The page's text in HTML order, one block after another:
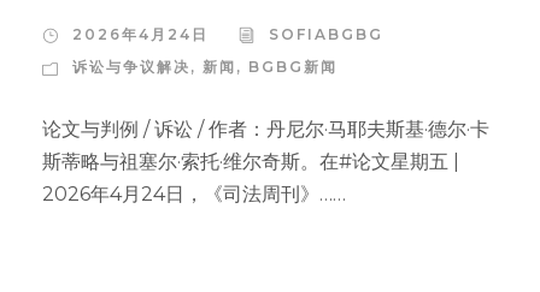
2026年4月24日
SOFIABGBG
诉讼与争议解决 , 新闻 , BGBG新闻
论文与判例 / 诉讼 / 作者：丹尼尔·马耶夫斯基·德尔·卡
斯蒂略与祖塞尔·索托·维尔奇斯。在#论文星期五 |
2026年4月24日，《司法周刊》……